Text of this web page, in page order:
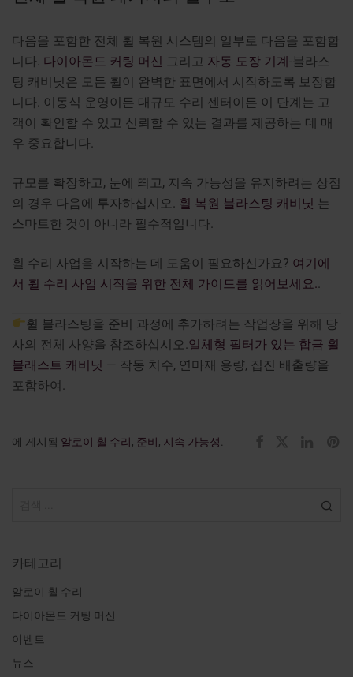
다음을 포함한 전체 휠 복원 시스템의 일부로 다음을 포함합
니다. 다이아몬드 커팅 머신 그리고 자동 도장 기계-블라스
팅 캐비닛은 모든 휠이 완벽한 표면에서 시작하도록 보장합
니다. 이동식 운영이든 대규모 수리 센터이든 이 단계는 고
객이 확인할 수 있고 신뢰할 수 있는 결과를 제공하는 데 매
우 중요합니다.
규모를 확장하고, 눈에 띄고, 지속 가능성을 유지하려는 상점
의 경우 다음에 투자하십시오. 휠 복원 블라스팅 캐비닛 는
스마트한 것이 아니라 필수적입니다.
휠 수리 사업을 시작하는 데 도움이 필요하신가요? 여기에
서 휠 수리 사업 시작을 위한 전체 가이드를 읽어보세요.
휠 블라스팅을 준비 과정에 추가하려는 작업장을 위해 당
사의 전체 사양을 참조하십시오. 일체형 필터가 있는 합금 휠
블래스트 캐비닛 — 작동 치수, 연마재 용량, 집진 배출량을
포함하여.
에 게시됨 알로이 휠 수리 , 준비 , 지속 가능성
카테고리
알로이 휠 수리
다이아몬드 커팅 머신
이벤트
뉴스